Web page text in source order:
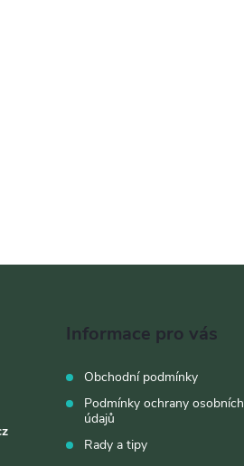
Informace pro vás
Obchodní podmínky
Podmínky ochrany osobních
údajů
Rady a tipy